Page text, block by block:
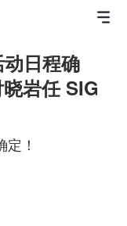
日程确
岩任 SIG
！